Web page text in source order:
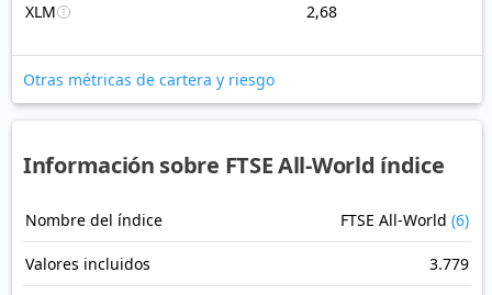
XLM 2,68
Otras métricas de cartera y riesgo
Información sobre FTSE All-World índice
Nombre del índice FTSE All-World (6)
Valores incluidos 3.779